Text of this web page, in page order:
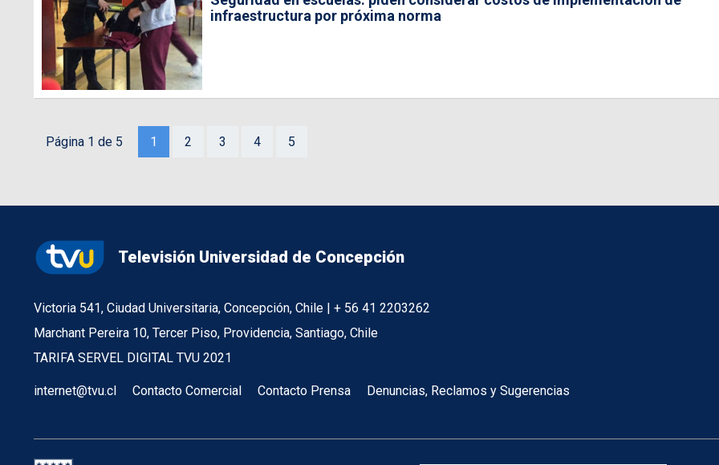
infraestructura por próxima norma
Página 1 de 5 1 2 3 4 5
Televisión Universidad de Concepción
Victoria 541, Ciudad Universitaria, Concepción, Chile | + 56 41 2203262
Marchant Pereira 10, Tercer Piso, Providencia, Santiago, Chile
TARIFA SERVEL DIGITAL TVU 2021
internet@tvu.cl Contacto Comercial Contacto Prensa Denuncias, Reclamos y Sugerencias